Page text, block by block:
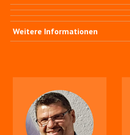
Weitere Informationen